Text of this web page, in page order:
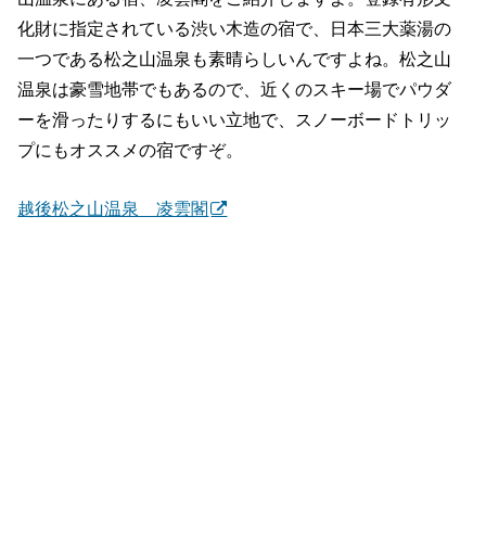
化財に指定されている渋い木造の宿で、日本三大薬湯の
一つである松之山温泉も素晴らしいんですよね。松之山
温泉は豪雪地帯でもあるので、近くのスキー場でパウダ
ーを滑ったりするにもいい立地で、スノーボードトリッ
プにもオススメの宿ですぞ。
越後松之山温泉 凌雲閣